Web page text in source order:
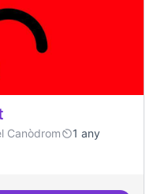
Canòdrom
1 any